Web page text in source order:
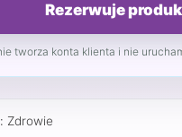
Rezerwuje
tworza konta klienta i nie
Zdrowie